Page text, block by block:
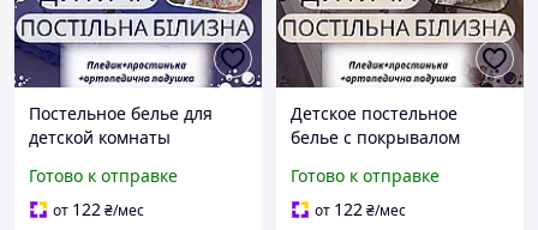
Постельное белье для
детской комнаты
белье Качественное
практичное постельное
Готово к отправке
от 122₴/мес
Детское постельное
белье с покрывалом
постельного белья бязь
из качественных
Готово к отправке
от 122₴/мес